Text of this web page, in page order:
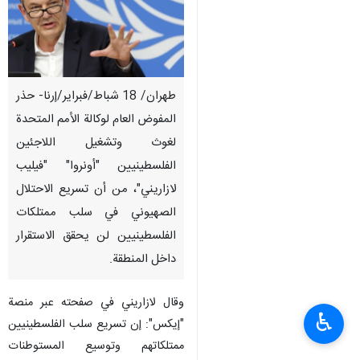
طهران/ 18 شباط/فبراير/إرنا- حذر
المفوض العام لوكالة الأمم المتحدة
لغوث وتشغيل اللاجئين
الفلسطينيين "أونروا" "فيليب
لازاريني"، من أن تسريع الاحتلال
الصهيوني في سلب ممتلكات
الفلسطينيين لن يحقق الاستقرار
داخل المنطقة.
وقال لازاريني في صفحته عبر منصة
"إيكس": إن تسريع سلب الفلسطينيين
ممتلكاتهم وتوسيع المستوطنات
♿︎